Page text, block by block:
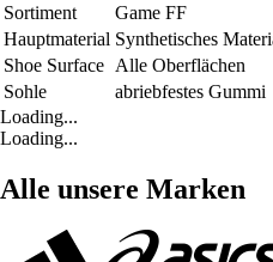
Sortiment
Game FF
Hauptmaterial Synthetisches
Shoe Surface Alle Oberflächen
Sohle
abriebfestes Gummi
Loading...
Loading...
Alle unsere Marken